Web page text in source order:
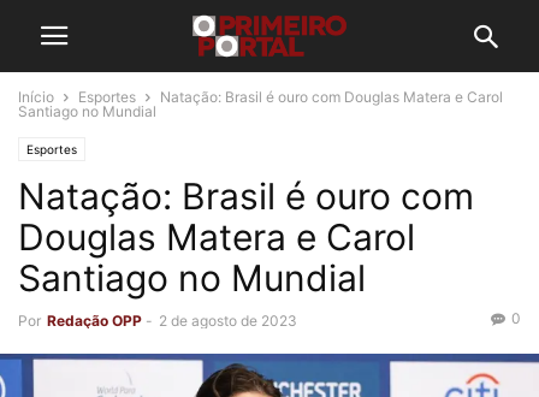
Início Esportes
Natação: Brasil é ouro com Douglas Matera e Carol
Santiago no Mundial
Esportes
Natação: Brasil é ouro com
Douglas Matera e Carol
Santiago no Mundial
Por Redação OPP - 2 de agosto de 2023 0